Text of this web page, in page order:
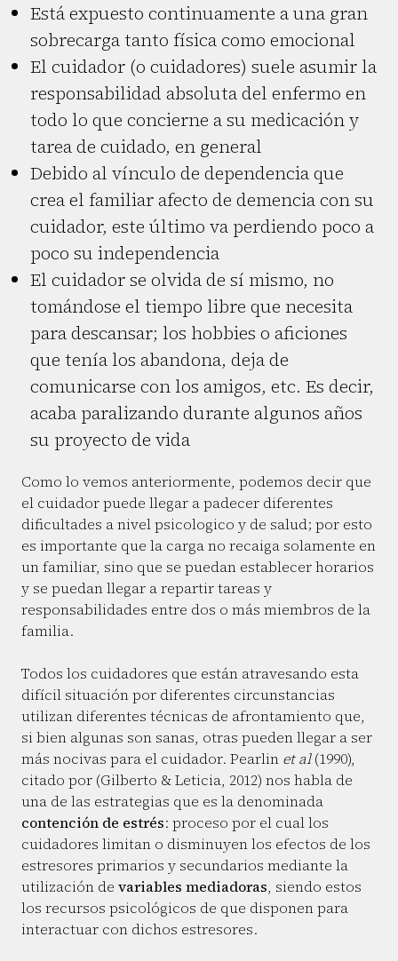
Está expuesto continuamente a una gran
sobrecarga tanto física como emocional
El cuidador (o cuidadores) suele asumir la
responsabilidad absoluta del enfermo en
todo lo que concierne a su medicación y
tarea de cuidado, en general
Debido al vínculo de dependencia que
crea el familiar afecto de demencia con su
cuidador, este último va perdiendo poco a
poco su independencia
El cuidador se olvida de sí mismo, no
tomándose el tiempo libre que necesita
para descansar; los hobbies o aficiones
que tenía los abandona, deja de
comunicarse con los amigos, etc. Es decir,
acaba paralizando durante algunos años
su proyecto de vida
Como lo vemos anteriormente, podemos decir que
el cuidador puede llegar a padecer diferentes
dificultades a nivel psicologico y de salud; por esto
es importante que la carga no recaiga solamente en
un familiar, sino que se puedan establecer horarios
y se puedan llegar a repartir tareas y
responsabilidades entre dos o más miembros de la
familia.
Todos los cuidadores que están atravesando esta
difícil situación por diferentes circunstancias
utilizan diferentes técnicas de afrontamiento que,
si bien algunas son sanas, otras pueden llegar a ser
más nocivas para el cuidador. Pearlin et al(1990),
citado por (Gilberto & Leticia, 2012) nos habla de
una de las estrategias que es la denominada
contención de estrés: proceso por el cual los
cuidadores limitan o disminuyen los efectos de los
estresores primarios y secundarios mediante la
utilización de variables mediadoras, siendo estos
los recursos psicológicos de que disponen para
interactuar con dichos estresores.